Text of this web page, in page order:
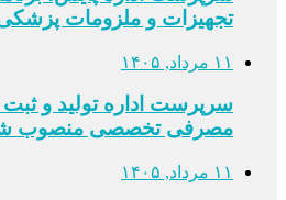
تجهیزات و ملزومات
۱۱ مرداد, ۱۴۰۵
سرپرست اداره تولید و
مصرفی تخصصی منصوب
۱۱ مرداد, ۱۴۰۵